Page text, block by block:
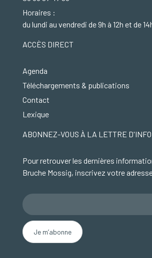
Horaires :
du lundi au vendredi de 9h à 12h et de
ACCÈS DIRECT
Agenda
Téléchargements & publications
Contact
Lexique
ABONNEZ-VOUS À LA LETTRE
Pour retrouver les dernières
Bruche Mossig, inscrivez votre